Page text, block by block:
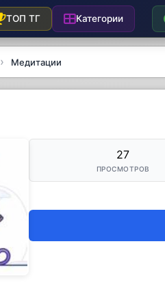
ТОП ТГ Категории
Медитации
27
ПРОСМОТРОВ